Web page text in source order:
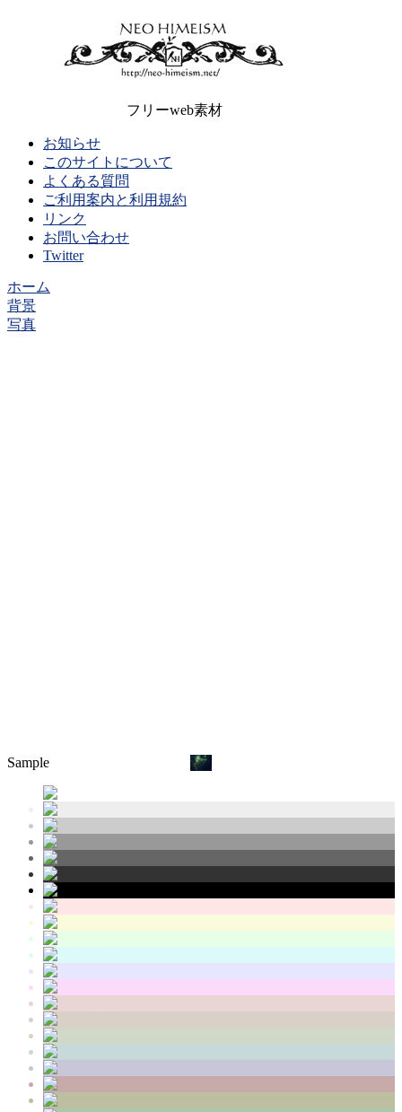
フリーweb素材
お知らせ
このサイトについて
よくある質問
ご利用案内と利用規約
リンク
お問い合わせ
Twitter
ホーム
背景
写真
Sample